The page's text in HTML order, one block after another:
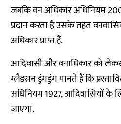
जबकि वन अधिकार अधिनियम
प्रदान करता है उसके तहत
अधिकार प्राप्त हैं.
आदिवासी और वनाधिकार को
ग्लैडसन डुंगडुंग मानते हैं कि
अधिनियम 1927, आदिवासियों
जाएगा.